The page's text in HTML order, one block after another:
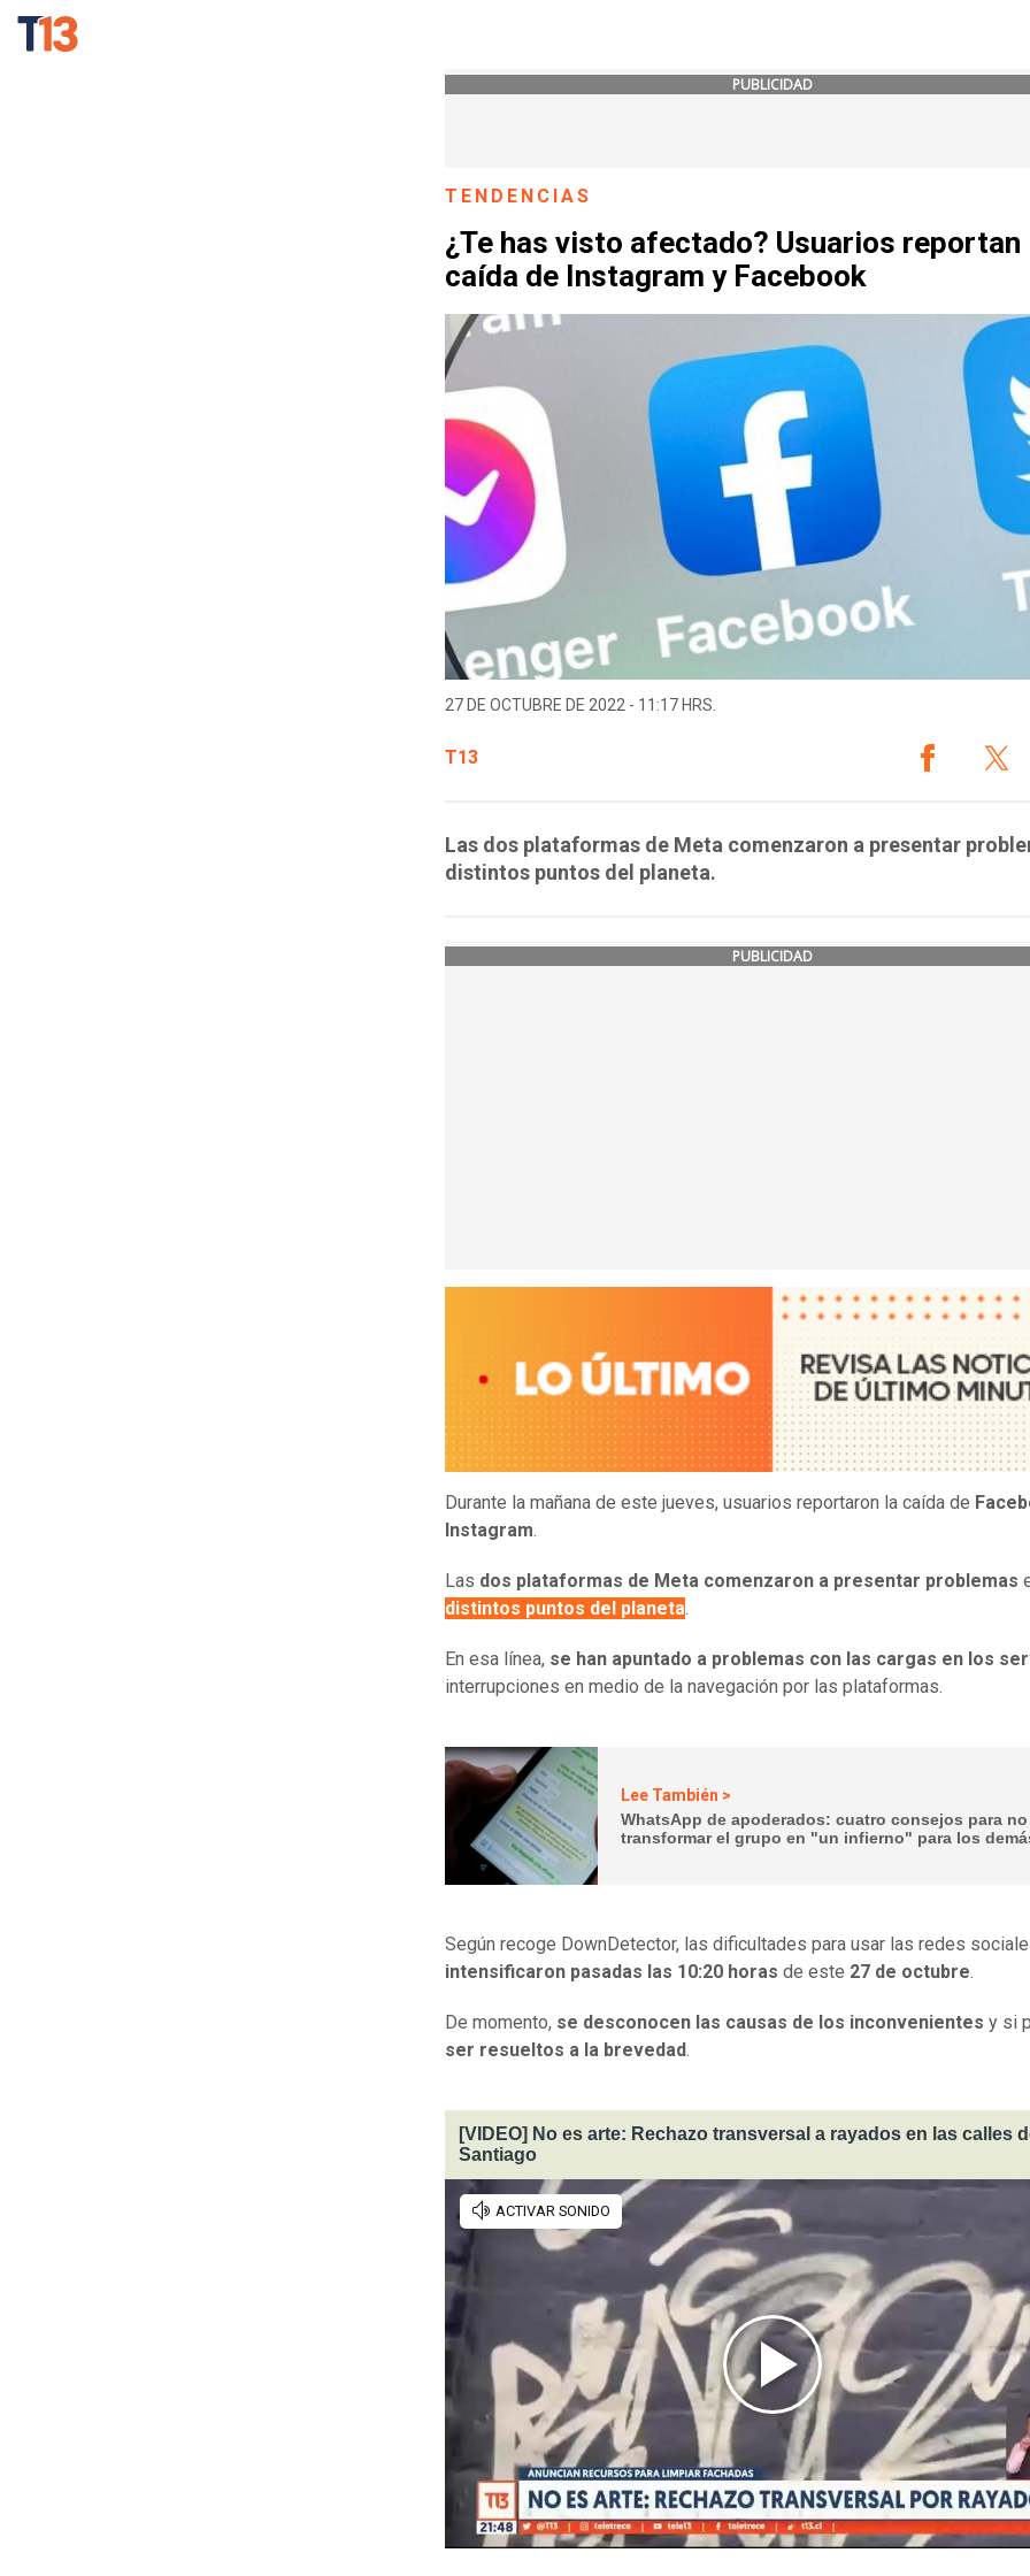
PUBLICIDAD
TENDENCIAS
¿Te has visto afectado? Usuarios reportan
caída de Instagram y Facebook
27 DE OCTUBRE DE 2022 - 11:17 HRS.
T13
Las dos plataformas de Meta comenzaron a presentar
distintos puntos del planeta.
PUBLICIDAD
Durante la mañana de este jueves, usuarios reportaron la caída de
Instagram.
Las dos plataformas de Meta comenzaron a presentar problemas
distintos puntos del planeta.
En esa línea, se han apuntado a problemas con las cargas en los
interrupciones en medio de la navegación por las plataformas.
Lee También >
WhatsApp de apoderados: cuatro consejos para no
transformar el grupo en "un infierno" para los
Según recoge DownDetector, las dificultades para usar las redes
intensificaron pasadas las 10:20 horas de este 27 de octubre.
De momento, se desconocen las causas de los inconvenientes y si
ser resueltos a la brevedad.
[VIDEO] No es arte: Rechazo transversal a rayados en las calles
Santiago